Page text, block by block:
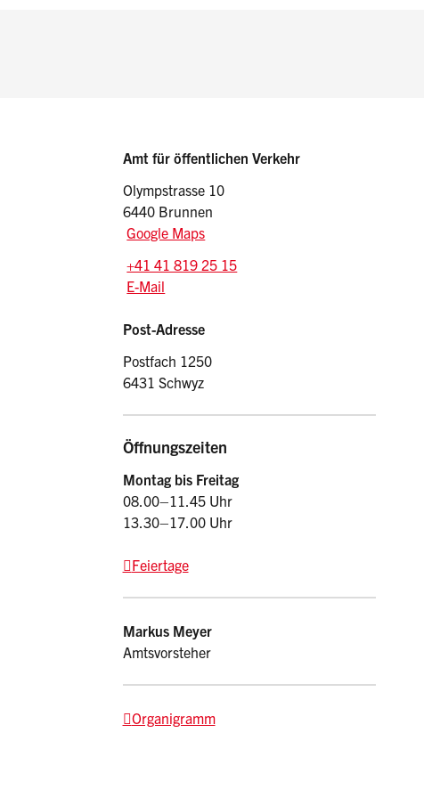
Sidebar
Adressen
Amt für öffentlichen Verkehr
Olympstrasse 10
6440 Brunnen
Google Maps
Tel.:
+41 41 819 25 15
E-Mail: oev
E-Mail
Post-Adresse
Postfach 1250
6431 Schwyz
Öffnungszeiten
Montag bis Freitag
08.00–11.45 Uhr
13.30–17.00 Uhr
Feiertage
Markus Meyer
Amtsvorsteher
Organigramm